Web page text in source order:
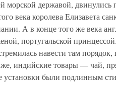
морской державой,
века королева Елизавета
А в конце того же века
португальской
навести там
индийские товары — чай,
были подлинным